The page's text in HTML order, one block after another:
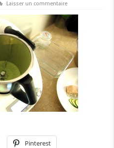
Laisser un commentaire
Pinterest